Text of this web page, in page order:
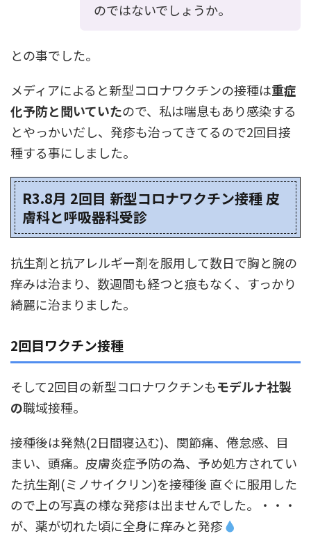
のではないでしょうか。
との事でした。
メディアによると新型コロナワクチンの接種は重症
化予防と聞いていたので、私は喘息もあり感染する
とやっかいだし、発疹も治ってきてるので2回目接
種する事にしました。
R3.8月 2回目 新型コロナワクチン接種 皮
膚科と呼吸器科受診
抗生剤と抗アレルギー剤を服用して数日で胸と腕の
痒みは治まり、数週間も経つと痕もなく、すっかり
綺麗に治まりました。
2回目ワクチン接種
そして2回目の新型コロナワクチンもモデルナ社製
の職域接種。
接種後は発熱(2日間寝込む)、関節痛、倦怠感、目
まい、頭痛。皮膚炎症予防の為、予め処方されてい
た抗生剤(ミノサイクリン)を接種後 直ぐに服用した
ので上の写真の様な発疹は出ませんでした。・・・
が、薬が切れた頃に全身に痒みと発疹